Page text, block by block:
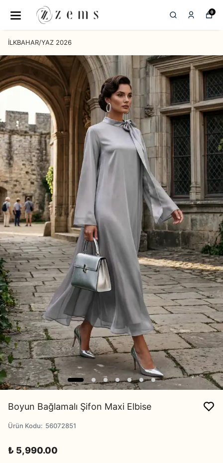
0
İLKBAHAR/YAZ 2026
Boyun Bağlamalı Şifon Maxi Elbise
Ürün Kodu: 56072851
₺ 5,990.00